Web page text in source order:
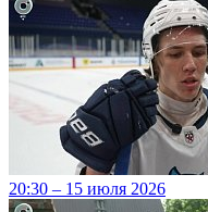
20:30 – 15 июля 2026